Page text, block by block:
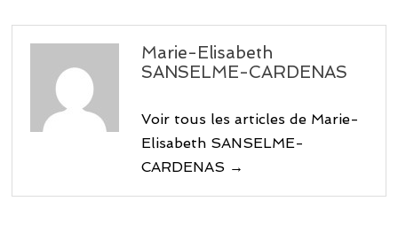
Marie-Elisabeth
SANSELME-CARDENAS
Voir tous les articles de Marie-
Elisabeth SANSELME-
CARDENAS →